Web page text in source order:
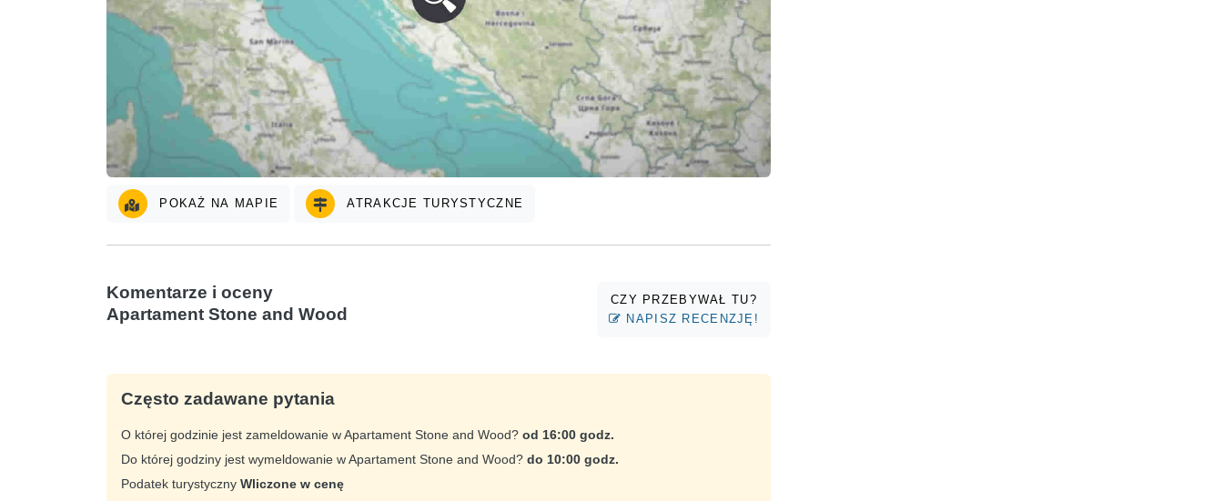
POKAŻ NA MAPIE ATRAKCJE TURYSTYCZNE
Komentarze i oceny
Apartament Stone and Wood
CZY PRZEBYWAŁ TU?
NAPISZ RECENZJĘ!
Często zadawane pytania
O której godzinie jest zameldowanie w Apartament Stone and Wood? od 16:00 godz.
Do której godziny jest wymeldowanie w Apartament Stone and Wood? do 10:00 godz.
Podatek turystyczny Wliczone w cenę